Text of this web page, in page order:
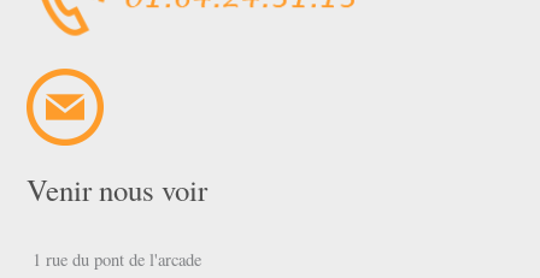
Venir nous voir
1 rue du pont de l'arcade